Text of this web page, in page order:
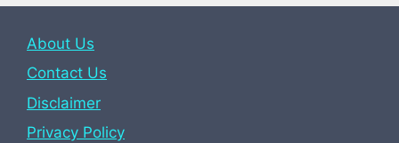
About Us
Contact Us
Disclaimer
Privacy Policy